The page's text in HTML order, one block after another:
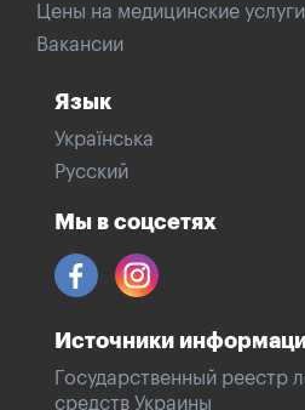
Цены на медицинские услуги
Вакансии
Язык
Українська
Русский
Мы в соцсетях
Источники
Государственный реестр
средств Украины